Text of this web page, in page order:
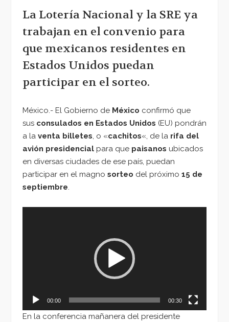
La Lotería Nacional y la SRE ya
trabajan en el convenio para
que mexicanos residentes en
Estados Unidos puedan
participar en el sorteo.
México.- El Gobierno de México confirmó que
sus consulados en Estados Unidos (EU) pondrán
a la venta billetes, o «cachitos«, de la rifa del
avión presidencial para que paisanos ubicados
en diversas ciudades de ese país, puedan
participar en el magno sorteo del próximo 15 de
septiembre.
00:00 00:30
En la conferencia mañanera del presidente